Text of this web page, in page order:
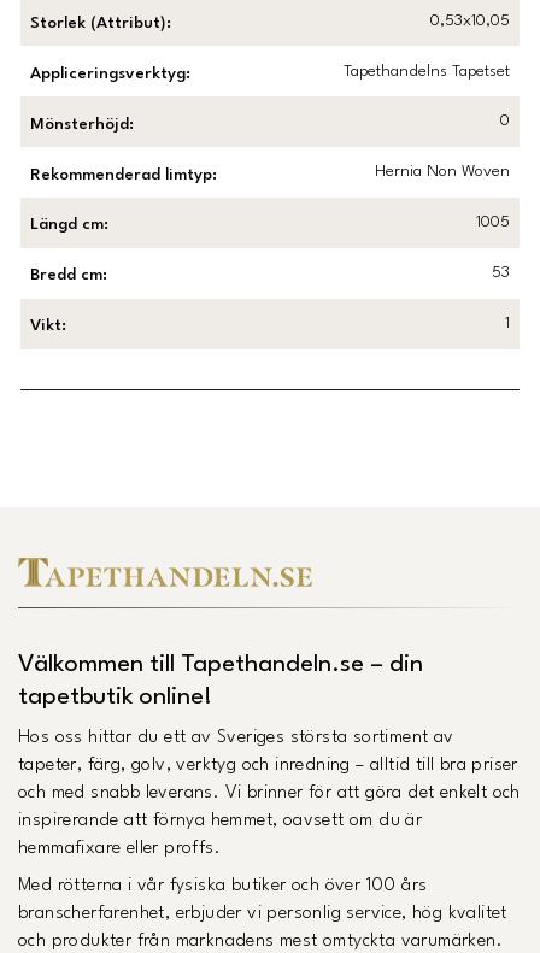
Storlek (Attribut): 0,53x10,05
Appliceringsverktyg: Tapethandelns Tapetset
Mönsterhöjd : 0
Rekommenderad limtyp: Hernia Non Woven
Längd cm: 1005
Bredd cm: 53
Vikt: 1
Välkommen till Tapethandeln.se – din
tapetbutik online!
Hos oss hittar du ett av Sveriges största sortiment av
tapeter, färg, golv, verktyg och inredning – alltid till bra priser
och med snabb leverans. Vi brinner för att göra det enkelt och
inspirerande att förnya hemmet, oavsett om du är
hemmafixare eller proffs.
Med rötterna i vår fysiska butiker och över 100 års
branscherfarenhet, erbjuder vi personlig service, hög kvalitet
och produkter från marknadens mest omtyckta varumärken.